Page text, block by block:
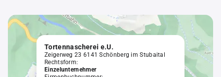
Tortennascherei e.U.
Zeigerweg 23 6141 Schönberg im Stubaital
Rechtsform:
Einzelunternehmer